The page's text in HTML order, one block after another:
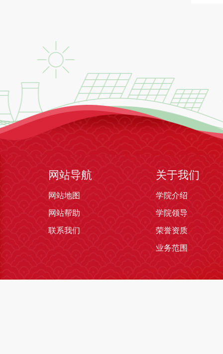
网站导航
网站地图
网站帮助
联系我们
关于我们
学院介绍
学院领导
荣誉资质
业务范围